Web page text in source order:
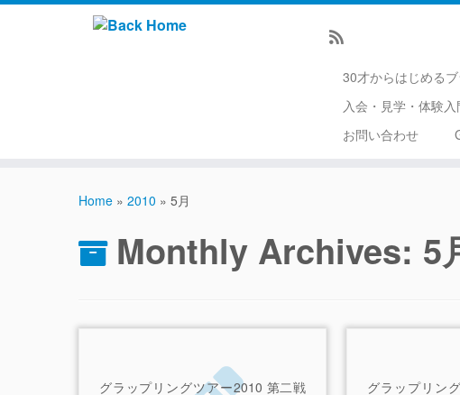
30才からはじめる
入会・見学・体験
お問い合わせ
Home » 2010 » 5月
Monthly Archives: 5
グラップリングツアー2010 第二戦
グラップリン